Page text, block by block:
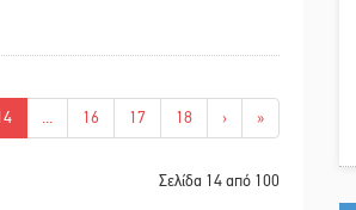
... 16 17 18 › »
Σελίδα 14 από 100